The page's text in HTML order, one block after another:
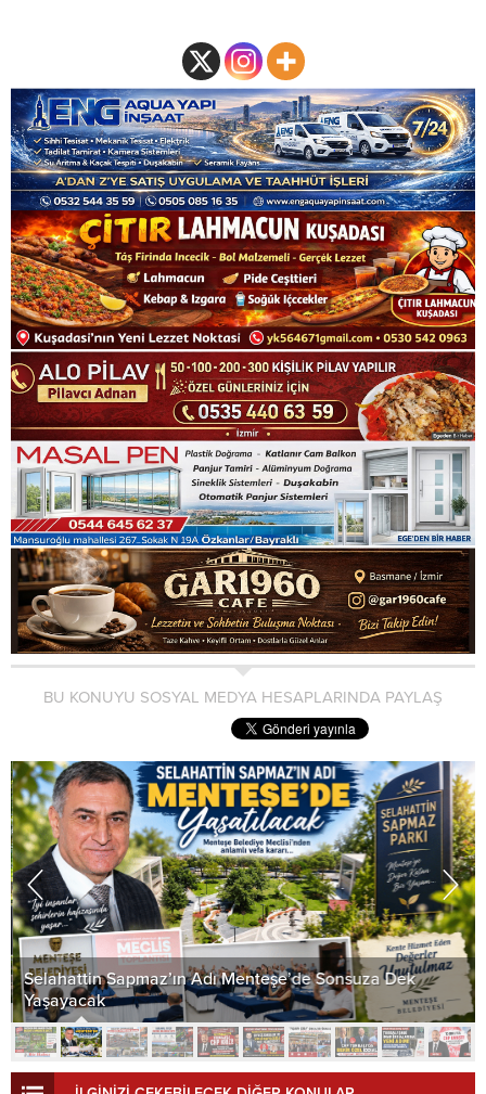
BU KONUYU SOSYAL MEDYA HESAPLARINDA PAYLAŞ
Selahattin Sapmaz’ın Adı Menteşe’de Sonsuza Dek
Yaşayacak